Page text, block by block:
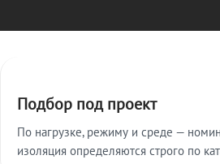
Подбор под проект
По нагрузке, режиму и среде —
изоляция определяются строго по